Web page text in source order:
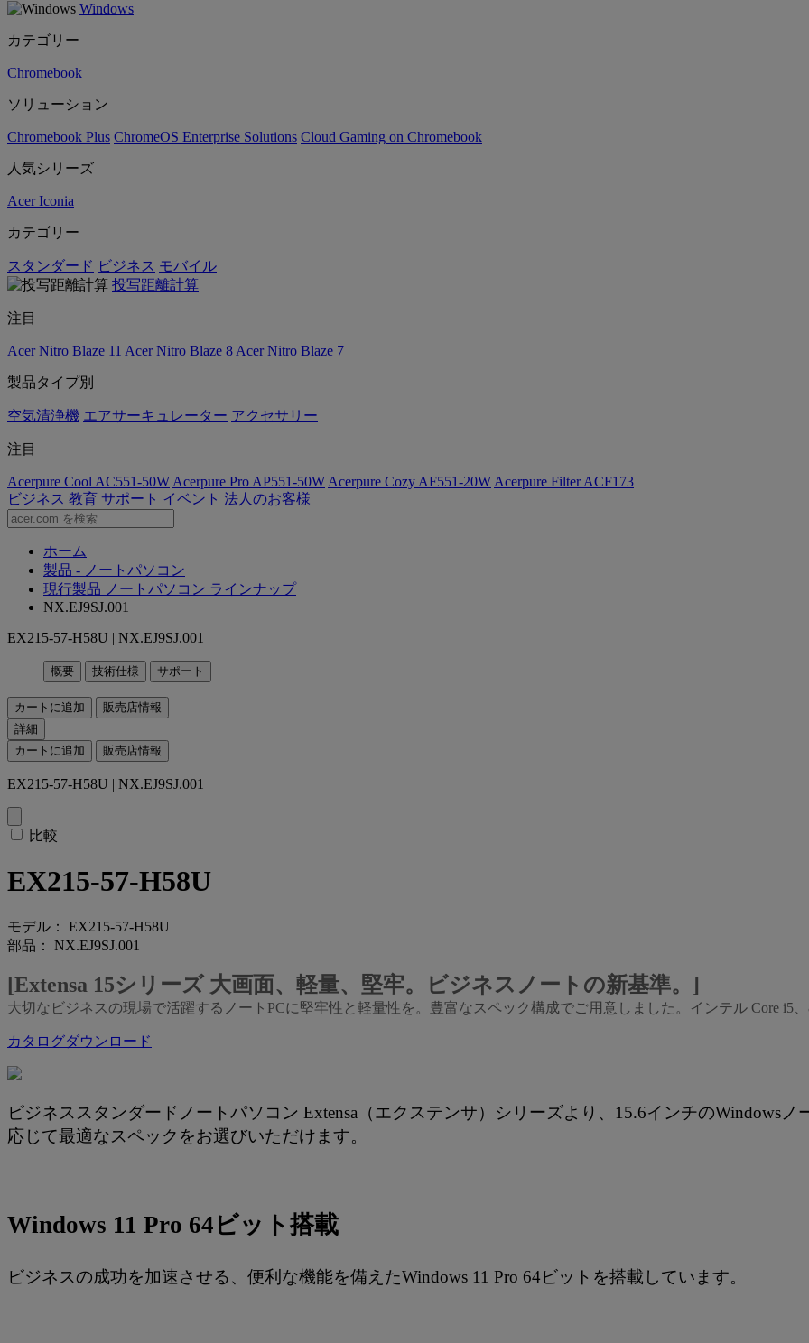
Windows
カテゴリー
Chromebook
ソリューション
Chromebook Plus ChromeOS Enterprise Solutions Cloud Gaming on Chromebook
人気シリーズ
Acer Iconia
カテゴリー
スタンダード ビジネス モバイル
投写距離計算
注目
Acer Nitro Blaze 11 Acer Nitro Blaze 8 Acer Nitro Blaze 7
製品タイプ別
空気清浄機 エアサーキュレーター アクセサリー
注目
Acerpure Cool AC551-50W Acerpure Pro AP551-50W Acerpure Cozy AF551-20W Acerpure Filter ACF173
ビジネス 教育 サポート イベント 法人のお客様
ホーム
製品 - ノートパソコン
現行製品 ノートパソコン ラインナップ
NX.EJ9SJ.001
EX215-57-H58U | NX.EJ9SJ.001
概要 技術仕様 サポート
カートに追加
販売店情報
詳細
カートに追加
販売店情報
EX215-57-H58U | NX.EJ9SJ.001
比較
EX215-57-H58U
モデル： EX215-57-H58U
部品： NX.EJ9SJ.001
[Extensa 15シリーズ 大画面、軽量、堅牢。ビジネスノートの新基準。]
大切なビジネスの現場で活躍するノートPCに堅牢性と軽量性を。豊富なスペック構成でご用意しました。インテル Core i5
カタログダウンロード
ビジネススタンダードノートパソコン Extensa（エクステンサ）シリーズより、15.6インチのWindows
応じて最適なスペックをお選びいただけます。
Windows 11 Pro 64ビット搭載
ビジネスの成功を加速させる、便利な機能を備えたWindows 11 Pro 64ビットを搭載しています。